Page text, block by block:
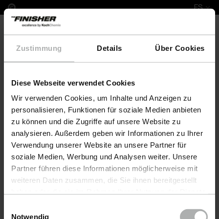
Zustimmung Details Über Cookies
Diese Webseite verwendet Cookies
Wir verwenden Cookies, um Inhalte und Anzeigen zu
personalisieren, Funktionen für soziale Medien anbieten
zu können und die Zugriffe auf unsere Website zu
analysieren. Außerdem geben wir Informationen zu Ihrer
Verwendung unserer Website an unsere Partner für
soziale Medien, Werbung und Analysen weiter. Unsere
Partner führen diese Informationen möglicherweise mit
weiteren Daten zusammen, die Sie ihnen bereitgestellt
Einstellungen zu den Cookies finden Sie unter
Notwendig
ES
Nubuk Fresh 250 ML Standard